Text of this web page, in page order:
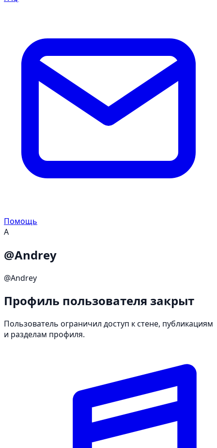
Помощь
A
@Andrey
@Andrey
Профиль пользователя закрыт
Пользователь ограничил доступ к стене, публикациям
и разделам профиля.